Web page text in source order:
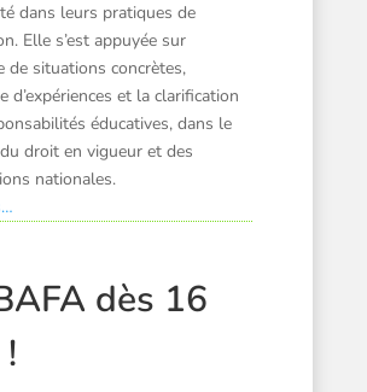
dans leurs pratiques de
Elle s’est appuyée sur
de situations concrètes,
d’expériences et la clarification
éducatives, dans le
droit en vigueur et des
nationales.
dès 16